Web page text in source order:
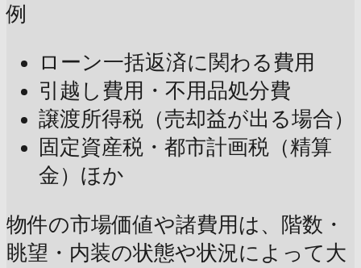
例
ローン一括返済に関わる費用
引越し費用・不用品処分費
譲渡所得税（売却益が出る場合）
固定資産税・都市計画税（精算
金）ほか
物件の市場価値や諸費用は、階数・
眺望・内装の状態や状況によって大